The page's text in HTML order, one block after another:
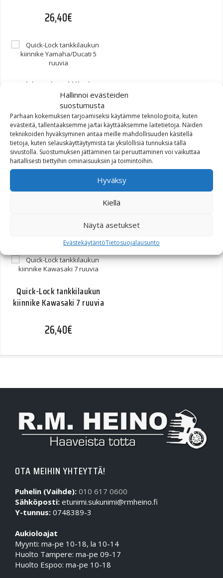
Hallinnoi evästeiden
suostumusta
Parhaan kokemuksen tarjoamiseksi käytämme teknologioita, kuten
evästeitä, tallentaaksemme ja/tai käyttääksemme laitetietoja. Näiden
tekniikoiden hyväksyminen antaa meille mahdollisuuden käsitellä
tietoja, kuten selauskäyttäytymistä tai yksilöllisiä tunnuksia tällä
sivustolla. Suostumuksen jättäminen tai peruuttaminen voi vaikuttaa
haitallisesti tiettyihin ominaisuuksiin ja toimintoihin.
Hyväksy
Kiellä
Näytä asetukset
EvästekäytäntöTietosuojalausunto
26,40€
Quick-Lock tankkilaukun
kiinnike Yamaha/Ducati 5
ruuvia
26,40€
Quick-Lock tankkilaukun
Quick-Lock tankkilaukun
kiinnike Kawasaki 7 ruuvia
26,40€
OTA MEIHIN YHTEYTTÄ!
Puhelin (Vaihde): 010 617 0600
Sähköposti: etunimi.sukunimi@rmheino.fi
Y-tunnus: 0748389-3
Aukioloajat
Myynti: ma-pe 10-18, la 10-14
Huolto Tampere: ma-pe 09-17
Huolto Espoo: ma-pe 10-18